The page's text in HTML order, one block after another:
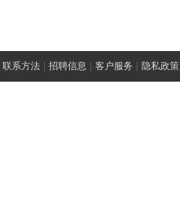
联系方法 招聘信息 客户服务 隐私政策